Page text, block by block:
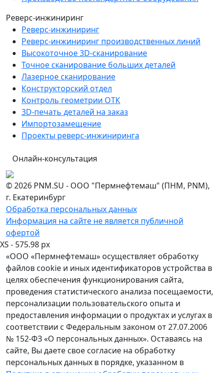
Реверс-инжиниринг
Реверс-инжиниринг
Реверс-инжиниринг производственных линий
Высокоточное 3D-сканирование
Точное сканирование больших деталей
Лазерное сканирование
Конструкторский отдел
Контроль геометрии ОТК
3D-печать деталей на заказ
Импортозамещение
Проекты реверс-инжиниринга
© 2026 PNM.SU - ООО "Пермнефтемаш" (ПНМ, PNM),
г. Екатеринбург
Обработка персональных данных
Информация на сайте не является публичной
офертой
Онлайн-консультация
XS - 575.98 px
«ООО «Пермнефтемаш» осуществляет обработку
файлов cookie и иных идентификаторов устройства в
целях обеспечения функционирования сайта,
проведения статистического анализа посещаемости,
персонализации пользовательского опыта и
предоставления информации о продуктах и услугах в
соответствии с Федеральным законом от 27.07.2006
№ 152-ФЗ «О персональных данных». Оставаясь на
сайте, Вы даете свое согласие на обработку
персональных данных в порядке, указанном в